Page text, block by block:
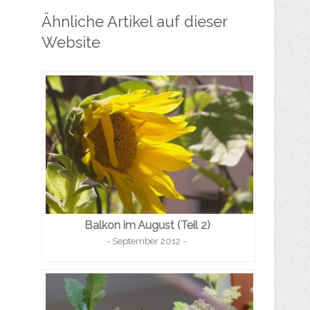
Ähnliche Artikel auf dieser
Website
Balkon im August (Teil 2)
- September 2012 -